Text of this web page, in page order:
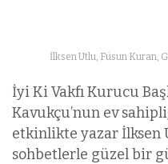
İlksen Utlu, Füsun Kuran,
İyi Ki Vakfı Kurucu
Kavukçu’nun ev
etkinlikte yazar İlksen
sohbetlerle güzel bir